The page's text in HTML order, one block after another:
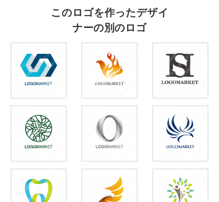
このロゴを作ったデザイ
ナーの別のロゴ